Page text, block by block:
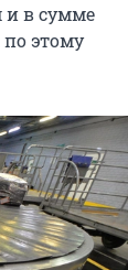
и в сумме
по этому